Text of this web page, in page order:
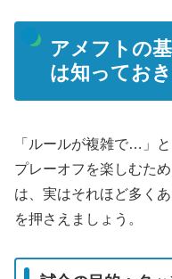
アメフトの
は知っておき
「ルールが複雑で…」
プレーオフを楽しむた
は、実はそれほど多く
を押さえましょう。